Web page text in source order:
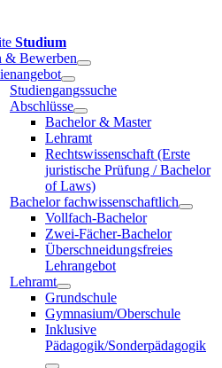
Studium
& Bewerben
Studiengangssuche
Abschlüsse
Bachelor & Master
Lehramt
Rechtswissenschaft (Erste
juristische Prüfung / Bachelor
of Laws)
Bachelor fachwissenschaftlich
Vollfach-Bachelor
Zwei-Fächer-Bachelor
Überschneidungsfreies
Lehrangebot
Lehramt
Grundschule
Gymnasium/Oberschule
Inklusive
Pädagogik/Sonderpädagogik